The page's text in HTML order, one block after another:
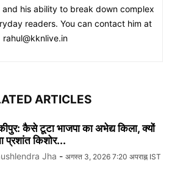
his ability to break down complex
readers. You can contact him at
rahul@kknlive.in
ARTICLES
कैसे टूटा भाजपा का अभेद्य किला, क्यों
प्रशांत किशोर...
Jha - अगस्त 3, 2026 7:20 अपराह्न IST